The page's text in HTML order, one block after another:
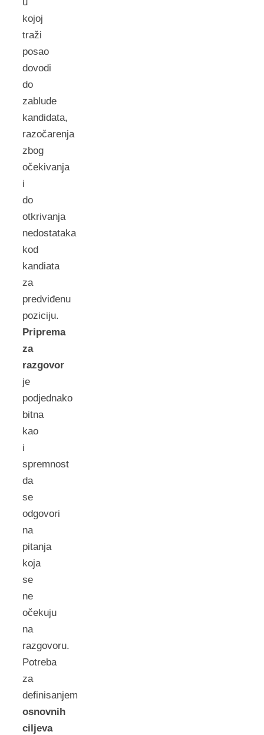
kojoj
traži
posao
dovodi
do
zablude
kandidata,
razočarenja
zbog
očekivanja
i
do
otkrivanja
nedostataka
kod
kandiata
za
predviđenu
poziciju.
Priprema
za
razgovor
je
podjednako
bitna
kao
i
spremnost
da
se
odgovori
na
pitanja
koja
se
ne
očekuju
na
razgovoru.
Potreba
za
definisanjem
osnovnih
ciljeva